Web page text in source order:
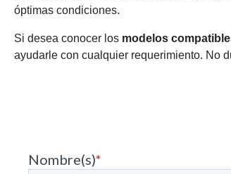
óptimas condiciones.
Si desea conocer los modelos
ayudarle con cualquier requerimiento. No